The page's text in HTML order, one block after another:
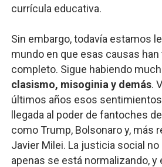
currícula educativa.
Sin embargo, todavía estamos
mundo en que esas causas
completo. Sigue habiendo
clasismo, misoginia y demás.
últimos años esos
llegada al poder de fantoches
como Trump, Bolsonaro y, más
Javier Milei. La justicia social
apenas se está normalizando,